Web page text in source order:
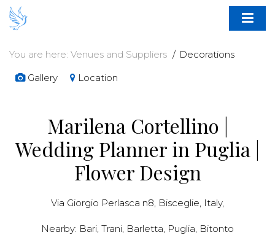
You are here: Venues and Suppliers
Decorations
Gallery
Location
Marilena Cortellino |
Wedding Planner in Puglia |
Flower Design
Via Giorgio Perlasca n8, Bisceglie, Italy,
Nearby: Bari, Trani, Barletta, Puglia, Bitonto